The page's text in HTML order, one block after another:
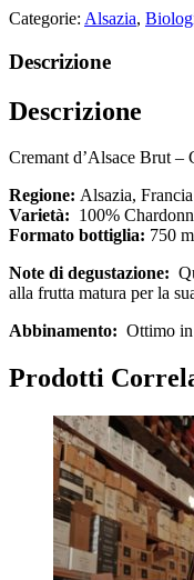
Categorie: Alsazia,
Descrizione
Descrizione
Cremant d’Alsace Brut –
Regione: Alsazia, Francia
Varietà: 100%
Formato bottiglia: 750
Note di degustazione:
alla frutta matura per la
Abbinamento: Ottimo in
Prodotti